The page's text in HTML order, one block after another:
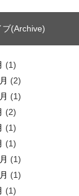
ブ(Archive)
(1)
(2)
(1)
(2)
(1)
(1)
(1)
(1)
(1)